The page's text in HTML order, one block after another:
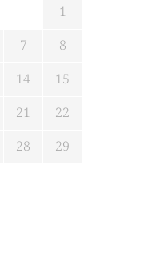
1
7
8
14
15
21
22
28
29